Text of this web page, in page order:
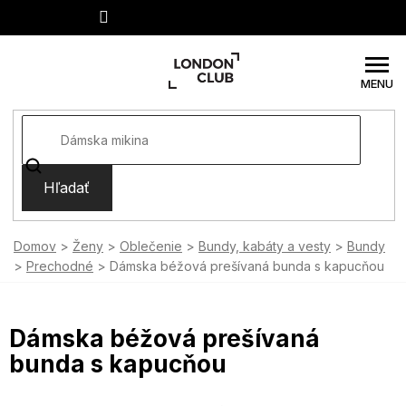
Hľadať
Domov Ženy Oblečenie Bundy, kabáty a vesty
Bundy
Prechodné
Dámska béžová prešívaná bunda s kapucňou
Dámska béžová prešívaná
bunda s kapucňou